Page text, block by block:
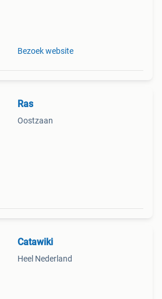
Bezoek website
Ras
Oostzaan
Catawiki
Heel Nederland